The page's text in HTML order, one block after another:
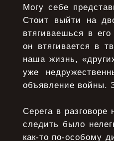
Могу себе
Стоит выйти на
втягиваешься в
он втягивается в
наша жизнь,
уже
объявление войны.
Сеpега в pазговоpе
следить было
как-то по-особому